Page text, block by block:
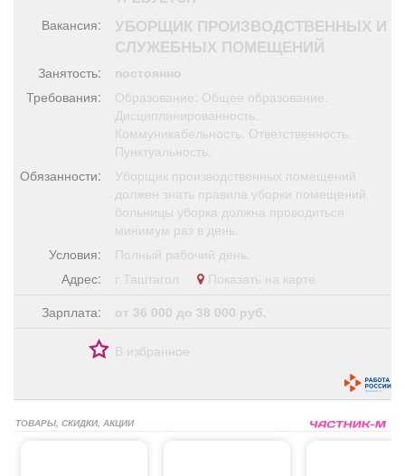
Поздравления
Я - пенсионер
Вакансия:
УБОРЩИК ПРОИЗВОДСТВЕННЫХ И
СЛУЖЕБНЫХ ПОМЕЩЕНИЙ
Занятость:
постоянно
Требования:
Образование: Общее образование.
Дисциплинированность.
Коммуникабельность. Ответственность.
Пунктуальность.
Обязанности:
Уборщик производственных помещений
должен знать правила уборки помещений
больницы уборка должна проводиться
минимум раз в день.
Условия:
Полный рабочий день.
Адрес:
г Таштагол
Показать на карте
Зарплата:
от 36 000 до 38 000 руб.
В избранное
ТОВАРЫ, СКИДКИ, АКЦИИ